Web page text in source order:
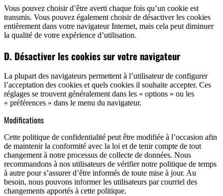
Vous pouvez choisir d’être averti chaque fois qu’un cookie est
transmis. Vous pouvez également choisir de désactiver les cookies
entièrement dans votre navigateur Internet, mais cela peut diminuer
la qualité de votre expérience d’utilisation.
D. Désactiver les cookies sur votre navigateur
La plupart des navigateurs permettent à l’utilisateur de configurer
l’acceptation des cookies et quels cookies il souhaite accepter. Ces
réglages se trouvent généralement dans les « options » ou les
« préférences » dans le menu du navigateur.
Modifications
Cette politique de confidentialité peut être modifiée à l’occasion afin
de maintenir la conformité avec la loi et de tenir compte de tout
changement à notre processus de collecte de données. Nous
recommandons à nos utilisateurs de vérifier notre politique de temps
à autre pour s’assurer d’être informés de toute mise à jour. Au
besoin, nous pouvons informer les utilisateurs par courriel des
changements apportés à cette politique.